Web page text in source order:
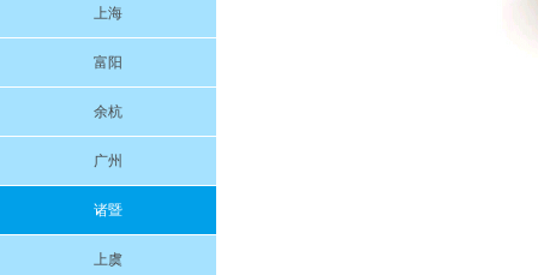
上海
富阳
余杭
广州
诸暨
上虞